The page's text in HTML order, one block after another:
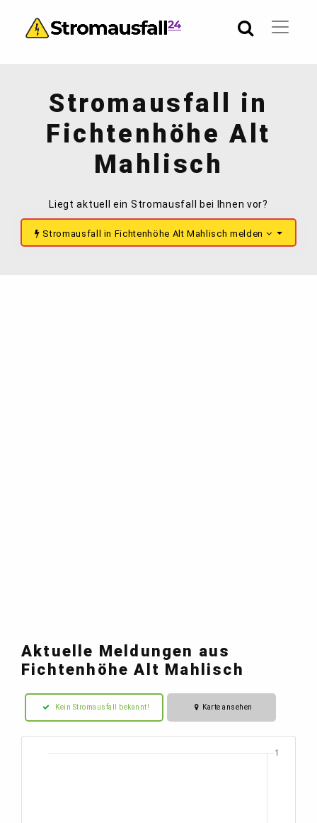
Stromausfall in
Fichtenhöhe Alt
Mahlisch
Liegt aktuell ein Stromausfall bei Ihnen vor?
Stromausfall in Fichtenhöhe Alt Mahlisch melden
Aktuelle Meldungen aus
Fichtenhöhe Alt Mahlisch
Kein Stromausfall bekannt! Karte ansehen